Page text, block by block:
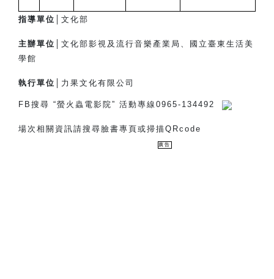
指導單位│ 文化部
主辦單位│ 文化部影視及流行音樂產業局、國立臺東生活美
學館
執行單位│ 力果文化有限公司
FB 搜尋 “螢火蟲電影院” 活動專線0965-134492
場次相關資訊請搜尋臉書專頁或掃描QRcode
廣告